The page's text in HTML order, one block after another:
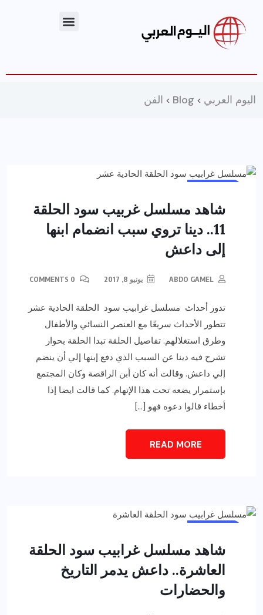
اليوم العربي >
Blog
> الفن
شاهد مسلسل غربيب سود الحلقة
11.. دينا تروي سبب انضمام ابنها
إلى داعش
ABDO GAMEL يونيو 8, 2017
تدور أحداث مسلسل غرابيب سود الحلقة الحادية عشر
تتطور الأحداث سريعًا مع العنصر النسائي والأطفال
وطرق استغلالهم. تفاصيل الحلقة تبدا الحلقة بحوار
تشرح فيه دينا عن السبب الذي دفع إبنها إلي أن ينضم
إلي داعش. وقالت أنه كان أبن الراقصة وكان المجتمع
بإستمرار يضعه تحت هذا الإتهام. كما قالت ايضا إذا
أخطاء قالوا دعوه فهو […]
READ MORE
شاهد مسلسل غرابيب سود الحلقة
العاشرة.. داعش يدمر التاريخ
والحضارات